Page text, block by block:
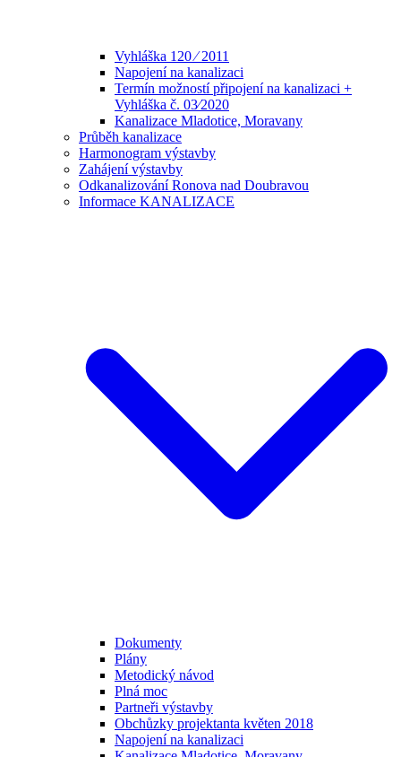
Vyhláška 120 ⁄ 2011
Napojení na kanalizaci
Termín možností připojení na kanalizaci +
Vyhláška č. 03⁄2020
Kanalizace Mladotice, Moravany
Průběh kanalizace
Harmonogram výstavby
Zahájení výstavby
Odkanalizování Ronova nad Doubravou
Informace KANALIZACE
Dokumenty
Plány
Metodický návod
Plná moc
Partneři výstavby
Obchůzky projektanta květen 2018
Napojení na kanalizaci